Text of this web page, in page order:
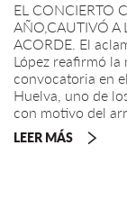
EL CONCIERTO
AÑO,CAUTIVÓ A
ACORDE. El
López reafirmó
convocatoria en
Huelva, uno de
con motivo del
LEER MÁS